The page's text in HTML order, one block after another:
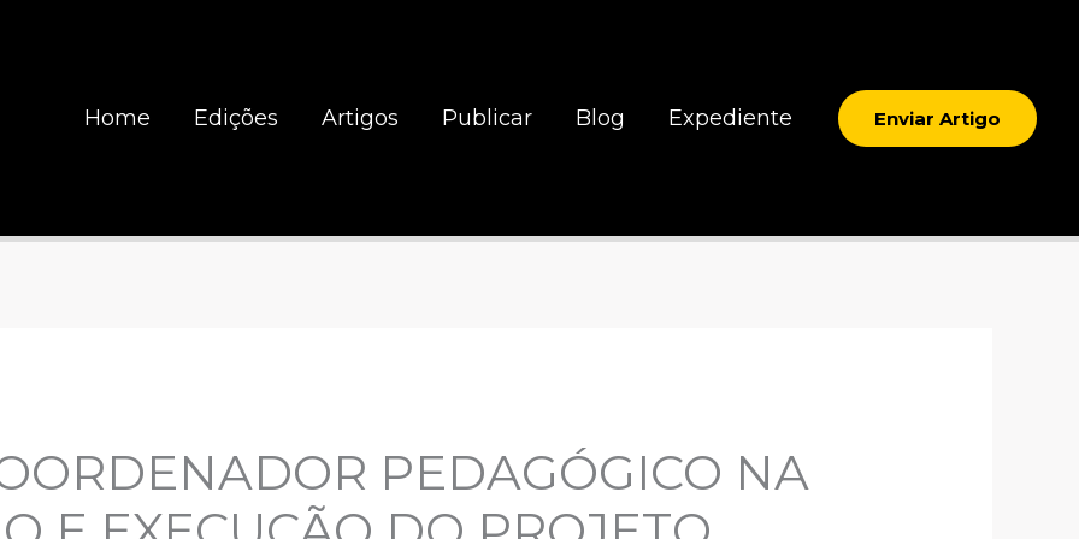
Home Edições Artigos Publicar Blog Expediente Enviar Artigo
PEDAGÓGICO NA